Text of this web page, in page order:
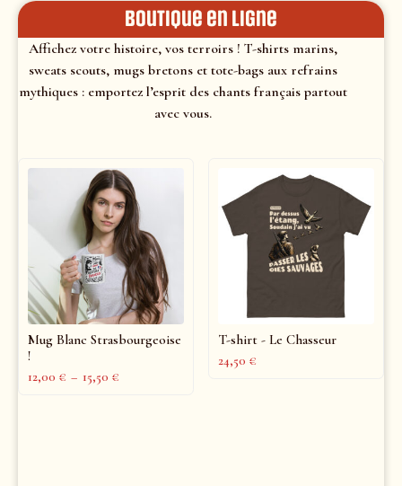
Boutique en ligne
Affichez votre histoire, vos terroirs ! T-shirts marins,
sweats scouts, mugs bretons et tote-bags aux refrains
mythiques : emportez l’esprit des chants français partout
avec vous.
Mug Blanc Strasbourgeoise
!
12,00 € – 15,50 €
T-shirt - Le Chasseur
24,50 €